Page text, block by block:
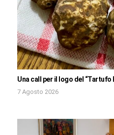
Una call per il logo del “Tartufo
7 Agosto 2026